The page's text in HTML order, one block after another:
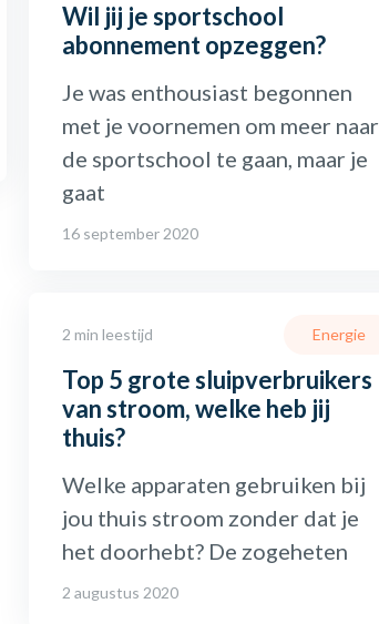
Wil jij je sportschool
abonnement opzeggen?
Je was enthousiast begonnen
met je voornemen om meer naar
de sportschool te gaan, maar je
gaat
16 september 2020
2 min leestijd
Top 5 grote sluipverbruikers
van stroom, welke heb jij
thuis?
Energie
Welke apparaten gebruiken bij
jou thuis stroom zonder dat je
het doorhebt? De zogeheten
2 augustus 2020